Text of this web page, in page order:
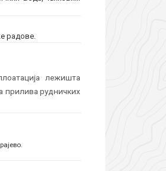
радове.
лежишта
прилива рудничких